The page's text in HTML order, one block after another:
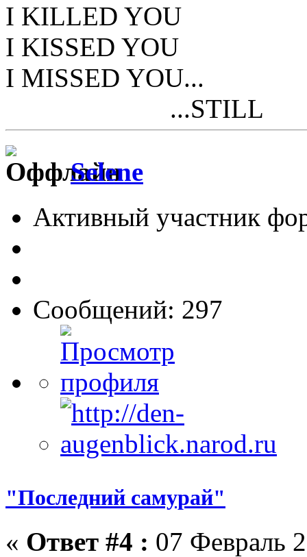
I KILLED YOU
I KISSED YOU
I MISSED YOU...
...STILL
Selene
Активный участник
Сообщений: 297
"Последний самурай"
« Ответ #4 : 07 Февраль